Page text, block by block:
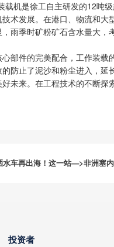
载机是徐工自主研发的12吨
术发展。在港口、物流和大
雨季时矿粉矿石含水量大
部件的完美配合，工作装
防止了泥沙和粉尘进入，
未来。在工程技术的不断
水车再出海！这一站—>非洲塞
投资者